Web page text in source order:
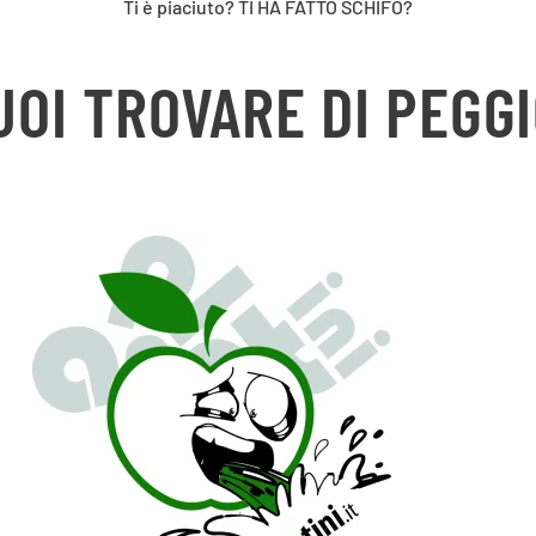
Ti è piaciuto? TI HA FATTO SCHIFO?
TROVARE DI